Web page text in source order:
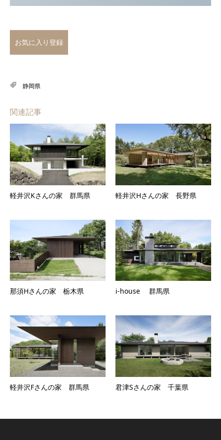
お気に入り登録
静岡県
関連記事
軽井沢Kさんの家 群馬県 軽井沢Hさんの家 長野県
那須Hさんの家 栃木県 i-house 群馬県
軽井沢Fさんの家 群馬県 君津Sさんの家 千葉県